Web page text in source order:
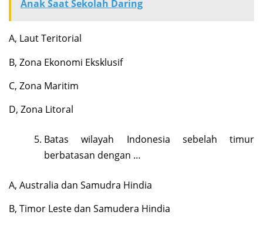
Anak Saat Sekolah Daring
A, Laut Teritorial
B, Zona Ekonomi Eksklusif
C, Zona Maritim
D, Zona Litoral
Batas wilayah Indonesia sebelah timur
berbatasan dengan …
A, Australia dan Samudra Hindia
B, Timor Leste dan Samudera Hindia